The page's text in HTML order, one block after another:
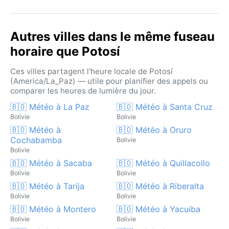
Autres villes dans le même fuseau
horaire que Potosí
Ces villes partagent l'heure locale de Potosí
(America/La_Paz) — utile pour planifier des appels ou
comparer les heures de lumière du jour.
🇧🇴 Météo à La Paz
Bolivie
🇧🇴 Météo à Santa Cruz
Bolivie
🇧🇴 Météo à
Cochabamba
Bolivie
🇧🇴 Météo à Oruro
Bolivie
🇧🇴 Météo à Sacaba
Bolivie
🇧🇴 Météo à Quillacollo
Bolivie
🇧🇴 Météo à Tarija
Bolivie
🇧🇴 Météo à Riberalta
Bolivie
🇧🇴 Météo à Montero
Bolivie
🇧🇴 Météo à Yacuiba
Bolivie